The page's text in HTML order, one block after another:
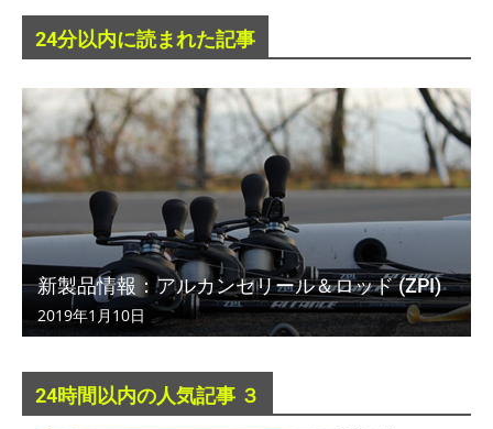
24分以内に読まれた記事
新製品情報：アルカンセリール＆ロッド (ZPI)
2019年1月10日
24時間以内の人気記事 ３